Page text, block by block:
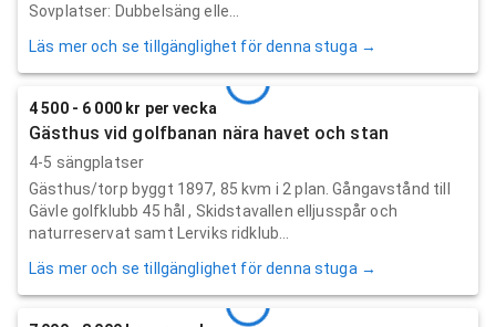
Sovplatser: Dubbelsäng elle...
Läs mer och se tillgänglighet för denna stuga →
4 500 - 6 000 kr per vecka
Gästhus vid golfbanan nära havet och stan
4-5 sängplatser
Gästhus/torp byggt 1897, 85 kvm i 2 plan. Gångavstånd till
Gävle golfklubb 45 hål , Skidstavallen elljusspår och
naturreservat samt Lerviks ridklub...
Läs mer och se tillgänglighet för denna stuga →